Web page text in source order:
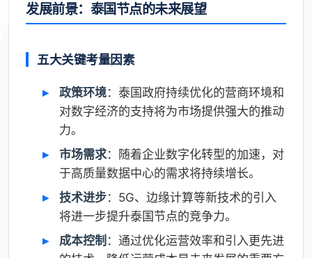
发展前景：泰国节点的未来展望
五大关键考量因素
政策环境：泰国政府持续优化的营商环境和
对数字经济的支持将为市场提供强大的推动
力。
市场需求：随着企业数字化转型的加速，对
于高质量数据中心的需求将持续增长。
技术进步：5G、边缘计算等新技术的引入
将进一步提升泰国节点的竞争力。
成本控制 ：通过优化运营效率和引入更先进